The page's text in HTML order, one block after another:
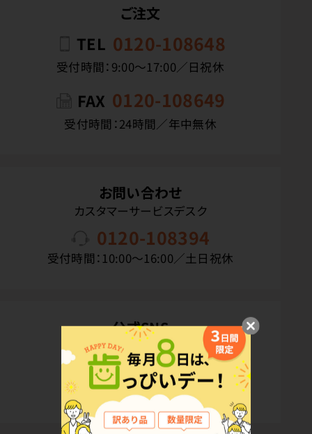
ご注文
TEL 0120-108648
受付時間：9:00〜17:00／日祝休
FAX 0120-108649
受付時間：24時間／年中無休
お問い合わせ
カスタマーサービスデスク
0120-108394
受付時間：10:00〜16:00／土日祝休
公式SNS